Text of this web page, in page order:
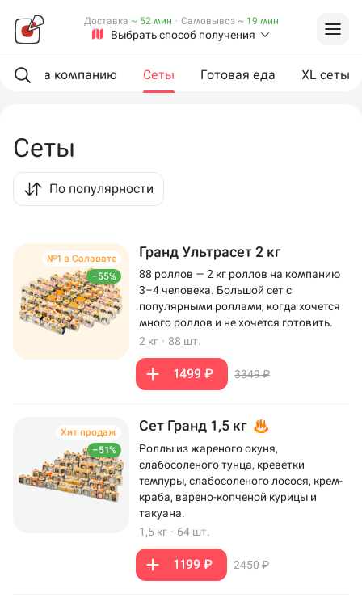
Выбрать способ получения
Доставка ~ 52 мин · Самовывоз ~ 19 мин
На компанию Сеты Готовая еда XL сеты
Сеты
По популярности
–55%
№1 в Салавате Гранд Ультрасет 2 кг
88 роллов — 2 кг роллов на компанию
3–4 человека. Большой сет с
популярными роллами, когда хочется
много роллов и не хочется готовить.
2 кг · 88 шт.
1499 ₽ 3349 ₽
–51%
Хит продаж Сет Гранд 1,5 кг
Роллы из жареного окуня,
слабосоленого тунца, креветки
темпуры, слабосоленого лосося, крем-
краба, варено-копченой курицы и
такуана.
1,5 кг · 64 шт.
1199 ₽ 2450 ₽